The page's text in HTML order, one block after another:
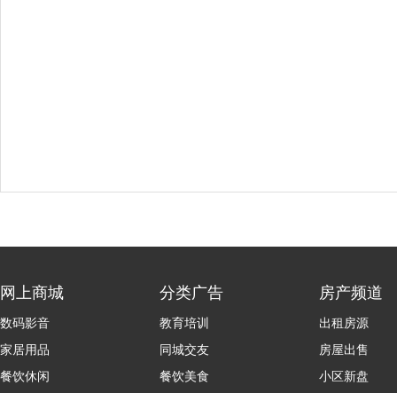
网上商城
数码影音
家居用品
餐饮休闲
分类广告
教育培训
同城交友
餐饮美食
房产频道
出租房源
房屋出售
小区新盘